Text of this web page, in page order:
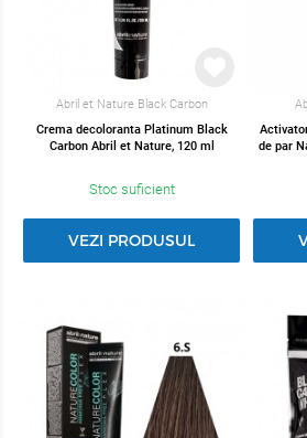
Abril et Nature Black Carbon
Crema decoloranta Platinum Black
Carbon Abril et Nature, 120 ml
Stoc suficient
VEZI PRODUSUL
de par